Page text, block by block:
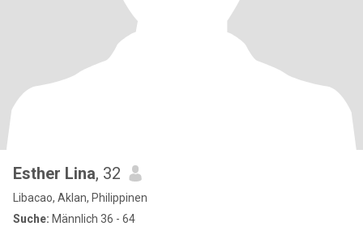
Esther Lina, 32
Libacao, Aklan, Philippinen
Suche: Männlich 36 - 64